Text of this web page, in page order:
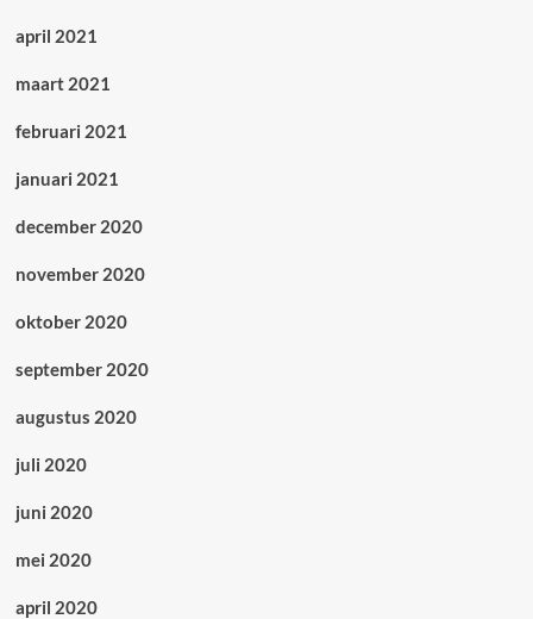
april 2021
maart 2021
februari 2021
januari 2021
december 2020
november 2020
oktober 2020
september 2020
augustus 2020
juli 2020
juni 2020
mei 2020
april 2020